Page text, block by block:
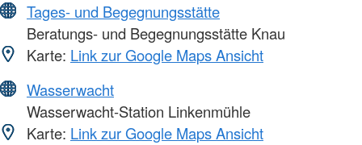
Tages- und Begegnungsstätte
Beratungs- und Begegnungsstätte Knau
Karte: Link zur Google Maps Ansicht
Wasserwacht
Wasserwacht-Station Linkenmühle
Karte: Link zur Google Maps Ansicht